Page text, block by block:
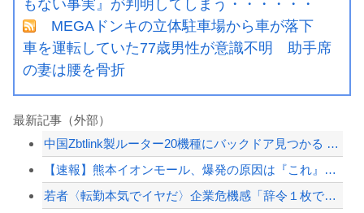
もない事実』が判明してしまう・・・・・・
MEGAドンキの立体駐車場から車が落下
車を運転していた77歳男性が意識不明 助手席
の妻は腰を骨折
最新記事（外部）
中国Zbtlink製ルーター20機種にバックドア見つかる 外部から完全制御のおそ...
【速報】熊本イオンモール、爆発の原因は『これ』の可能性
若者〈転勤本気でイヤだ〉企業危機感「辞令１枚で行ってもらえるとは思っていない」手...